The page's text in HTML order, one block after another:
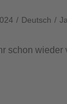
/ Deutsch /
schon